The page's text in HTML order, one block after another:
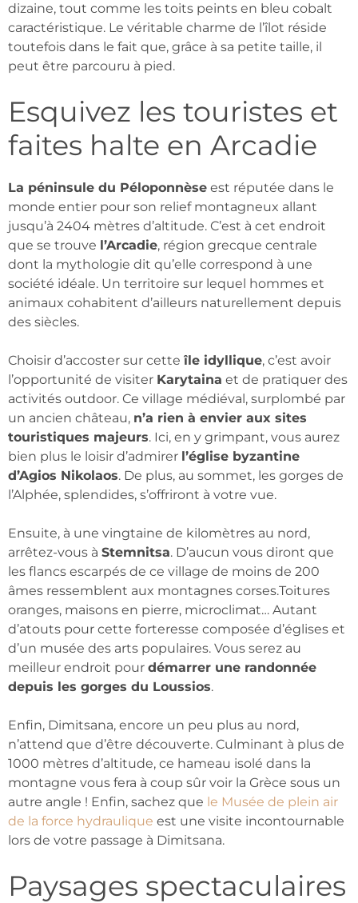
dizaine, tout comme les toits peints en bleu cobalt
caractéristique. Le véritable charme de l’îlot réside
toutefois dans le fait que, grâce à sa petite taille, il
peut être parcouru à pied.
Esquivez les touristes et
faites halte en Arcadie
La péninsule du Péloponnèse est réputée dans le
monde entier pour son relief montagneux allant
jusqu’à 2404 mètres d’altitude. C’est à cet endroit
que se trouve l’Arcadie, région grecque centrale
dont la mythologie dit qu’elle correspond à une
société idéale. Un territoire sur lequel hommes et
animaux cohabitent d’ailleurs naturellement depuis
des siècles.
Choisir d’accoster sur cette île idyllique, c’est avoir
l’opportunité de visiter Karytaina et de pratiquer des
activités outdoor. Ce village médiéval, surplombé par
un ancien château, n’a rien à envier aux sites
touristiques majeurs. Ici, en y grimpant, vous aurez
bien plus le loisir d’admirer l’église byzantine
d’Agios Nikolaos. De plus, au sommet, les gorges de
l’Alphée, splendides, s’offriront à votre vue.
Ensuite, à une vingtaine de kilomètres au nord,
arrêtez-vous à Stemnitsa. D’aucun vous diront que
les flancs escarpés de ce village de moins de 200
âmes ressemblent aux montagnes corses.Toitures
oranges, maisons en pierre, microclimat… Autant
d’atouts pour cette forteresse composée d’églises et
d’un musée des arts populaires. Vous serez au
meilleur endroit pour démarrer une randonnée
depuis les gorges du Loussios.
Enfin, Dimitsana, encore un peu plus au nord,
n’attend que d’être découverte. Culminant à plus de
1000 mètres d’altitude, ce hameau isolé dans la
montagne vous fera à coup sûr voir la Grèce sous un
autre angle ! Enfin, sachez que le Musée de plein air
de la force hydraulique est une visite incontournable
lors de votre passage à Dimitsana.
Paysages spectaculaires